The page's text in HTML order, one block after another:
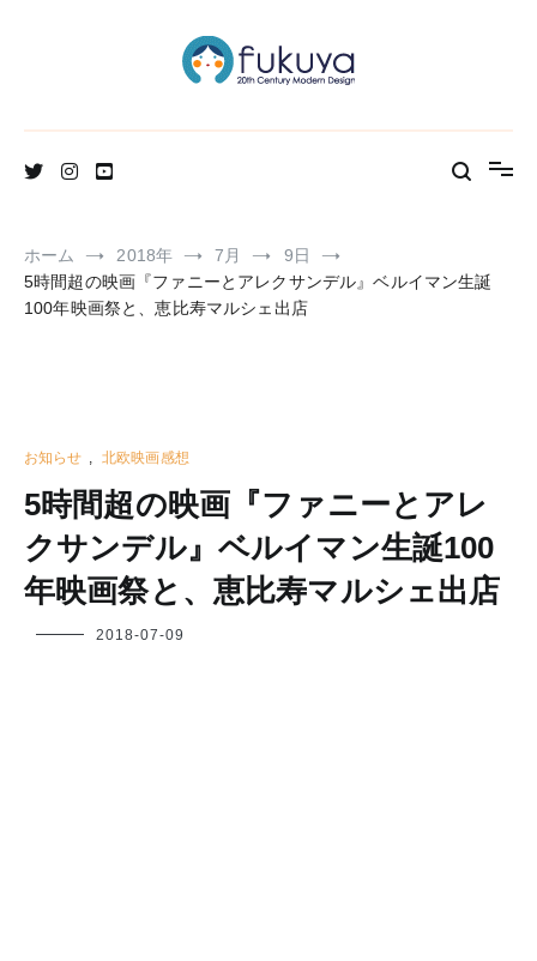
ホーム 2018年 7月
9日
5時間超の映画『ファニーとアレクサンデル』ベルイマン生誕
100年映画祭と、恵比寿マルシェ出店
お知らせ , 北欧映画感想
5時間超の映画『ファニーとアレ
クサンデル』ベルイマン生誕100
年映画祭と、恵比寿マルシェ出店
フ
2018-07-09